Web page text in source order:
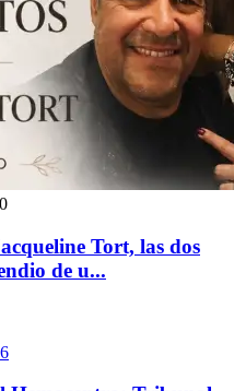
Tort, las dos
de u...